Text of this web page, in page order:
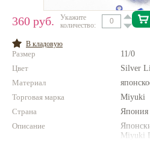
Нетемнеющая
Всё для вышивки
Проволока
Натуральные камни
Каталог
360 руб.
Укажите
количество:
В кладовую
Размер
11/0
Цвет
Silver
Материал
Торговая марка
Miyuki
Страна
Япония
Описание
Miyuki